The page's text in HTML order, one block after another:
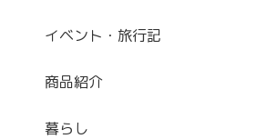
イベント・旅行記
商品紹介
暮らし